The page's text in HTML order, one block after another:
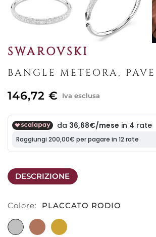
SWAROVSKI
BANGLE METEORA,
146,72 € Iva esclusa
DESCRIZIONE
Colore: PLACCATO RODIO
PLACCATO
RODIO
PLACCATO
ORO
PLACCATO
COLOR